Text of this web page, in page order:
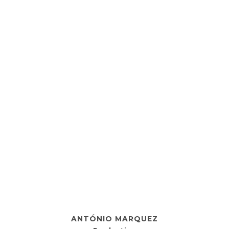
ANTÓNIO MARQUEZ